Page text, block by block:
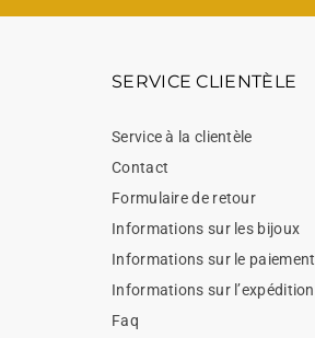
SERVICE CLIENTÈLE
Service à la clientèle
Contact
Formulaire de retour
Informations sur les bijoux
Informations sur le paiement
Informations sur l’expédition
Faq